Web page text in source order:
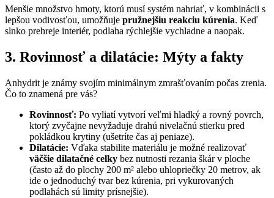
Menšie množstvo hmoty, ktorú musí systém nahriať, v kombinácii s
lepšou vodivosťou, umožňuje pružnejšiu reakciu kúrenia. Keď
slnko prehreje interiér, podlaha rýchlejšie vychladne a naopak.
3. Rovinnosť a dilatácie: Mýty a fakty
Anhydrit je známy svojím minimálnym zmrašťovaním počas zrenia.
Čo to znamená pre vás?
Rovinnosť: Po vyliatí vytvorí veľmi hladký a rovný povrch,
ktorý zvyčajne nevyžaduje drahú nivelačnú stierku pred
pokládkou krytiny (ušetríte čas aj peniaze).
Dilatácie: Vďaka stabilite materiálu je možné realizovať
väčšie dilatačné celky bez nutnosti rezania škár v ploche
(často až do plochy 200 m² alebo uhlopriečky 20 metrov, ak
ide o jednoduchý tvar bez kúrenia, pri vykurovaných
podlahách sú limity prísnejšie).